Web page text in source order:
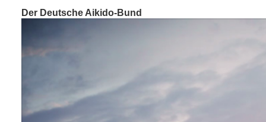
Der Deutsche Aikido-Bund